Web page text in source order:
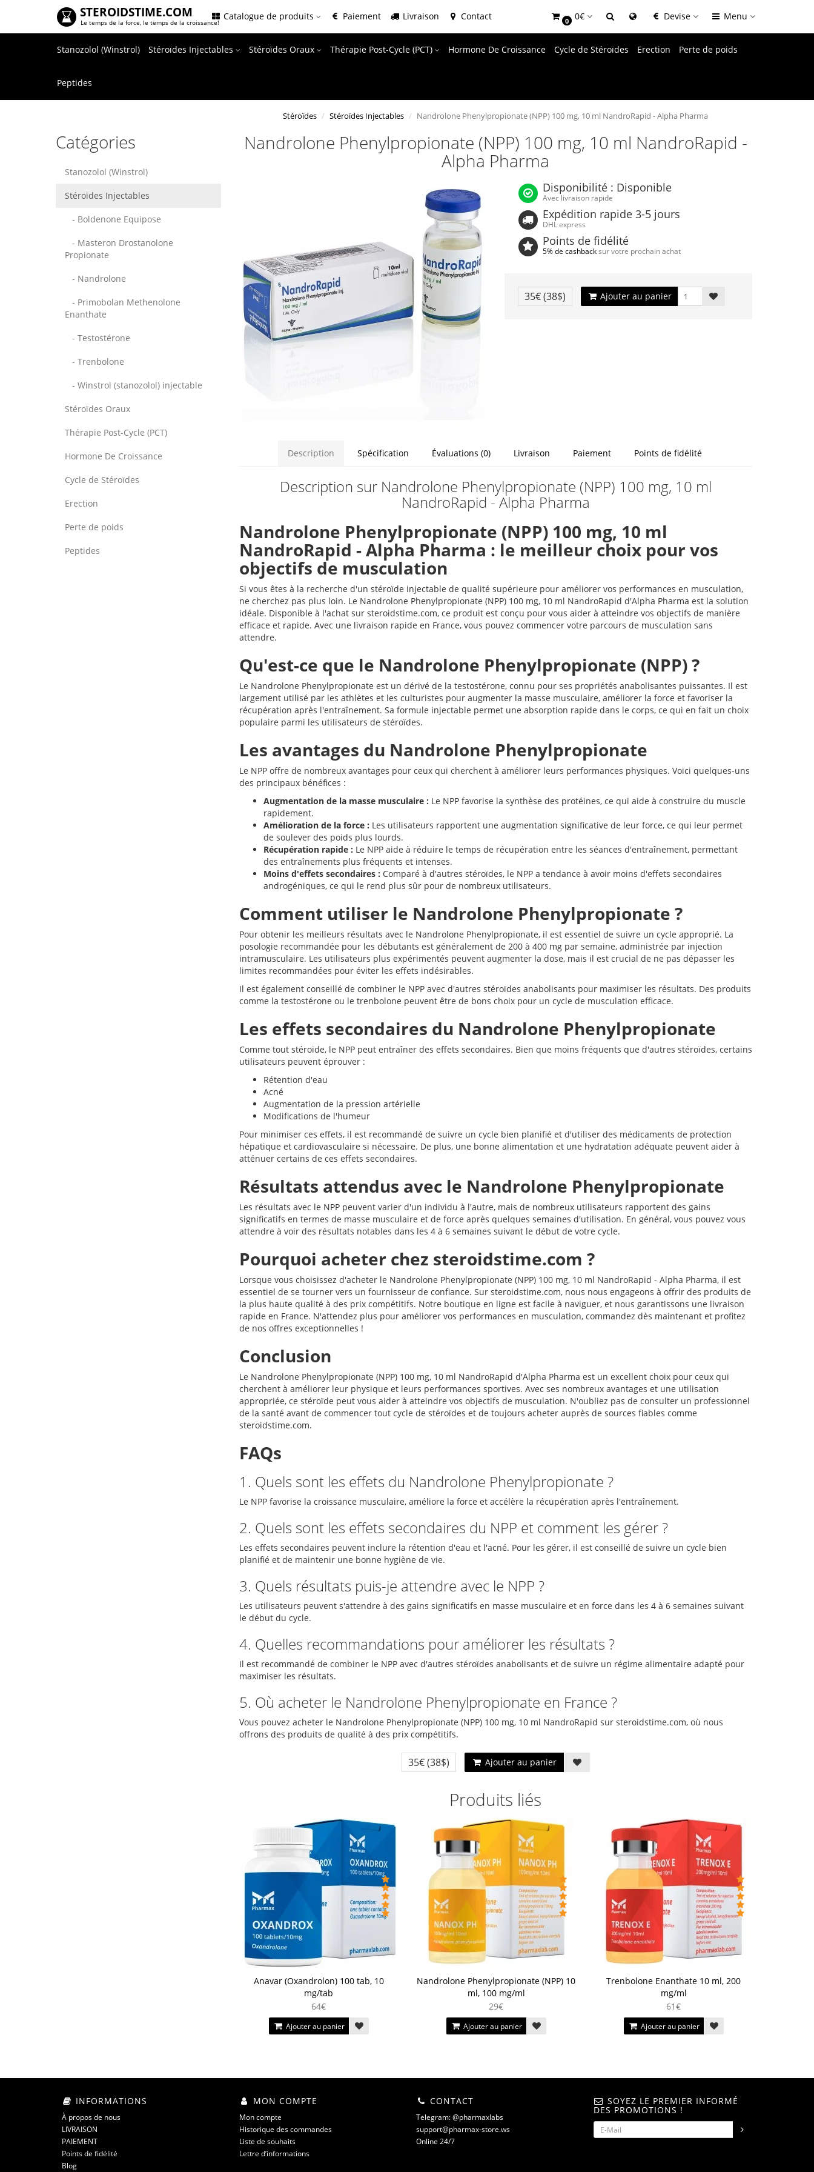
STEROIDSTIME.COM
Le temps de la force, le temps de la croissance!
Catalogue de produits Paiement Livraison Contact 0 0€ Devise Menu
Stanozolol (Winstrol) Stéroïdes Injectables Stéroïdes Oraux Thérapie Post-Cycle (PCT) Hormone De Croissance Cycle de Stéroïdes Erection Perte de poids
Peptides
Catégories
Stanozolol (Winstrol)
Stéroïdes Injectables
- Boldenone Equipose
- Masteron Drostanolone
Propionate
- Nandrolone
- Primobolan Methenolone
Enanthate
- Testostérone
- Trenbolone
- Winstrol (stanozolol) injectable
Stéroïdes Oraux
Thérapie Post-Cycle (PCT)
Hormone De Croissance
Cycle de Stéroïdes
Erection
Perte de poids
Peptides
Stéroïdes Stéroïdes Injectables Nandrolone Phenylpropionate (NPP) 100 mg, 10 ml NandroRapid - Alpha Pharma
Nandrolone Phenylpropionate (NPP) 100 mg, 10 ml NandroRapid -
Alpha Pharma
Disponibilité : Disponible
Avec livraison rapide
Expédition rapide 3-5 jours
DHL express
Points de fidélité
5% de cashbacksur votre prochain achat
35€(38$) Ajouter au panier
Description Spécification Évaluations (0) Livraison Paiement Points de fidélité
Description sur Nandrolone Phenylpropionate (NPP) 100 mg, 10 ml
NandroRapid - Alpha Pharma
Nandrolone Phenylpropionate (NPP) 100 mg, 10 ml
NandroRapid - Alpha Pharma : le meilleur choix pour vos
objectifs de musculation
Si vous êtes à la recherche d'un stéroïde injectable de qualité supérieure pour améliorer vos performances en musculation,
ne cherchez pas plus loin. Le Nandrolone Phenylpropionate (NPP) 100 mg, 10 ml NandroRapid d'Alpha Pharma est la solution
idéale. Disponible à l'achat sur steroidstime.com, ce produit est conçu pour vous aider à atteindre vos objectifs de manière
efficace et rapide. Avec une livraison rapide en France, vous pouvez commencer votre parcours de musculation sans
attendre.
Qu'est-ce que le Nandrolone Phenylpropionate (NPP) ?
Le Nandrolone Phenylpropionate est un dérivé de la testostérone, connu pour ses propriétés anabolisantes puissantes. Il est
largement utilisé par les athlètes et les culturistes pour augmenter la masse musculaire, améliorer la force et favoriser la
récupération après l'entraînement. Sa formule injectable permet une absorption rapide dans le corps, ce qui en fait un choix
populaire parmi les utilisateurs de stéroïdes.
Les avantages du Nandrolone Phenylpropionate
Le NPP offre de nombreux avantages pour ceux qui cherchent à améliorer leurs performances physiques. Voici quelques-uns
des principaux bénéfices :
Augmentation de la masse musculaire : Le NPP favorise la synthèse des protéines, ce qui aide à construire du muscle
rapidement.
Amélioration de la force : Les utilisateurs rapportent une augmentation significative de leur force, ce qui leur permet
de soulever des poids plus lourds.
Récupération rapide : Le NPP aide à réduire le temps de récupération entre les séances d'entraînement, permettant
des entraînements plus fréquents et intenses.
Moins d'effets secondaires : Comparé à d'autres stéroïdes, le NPP a tendance à avoir moins d'effets secondaires
androgéniques, ce qui le rend plus sûr pour de nombreux utilisateurs.
Comment utiliser le Nandrolone Phenylpropionate ?
Pour obtenir les meilleurs résultats avec le Nandrolone Phenylpropionate, il est essentiel de suivre un cycle approprié. La
posologie recommandée pour les débutants est généralement de 200 à 400 mg par semaine, administrée par injection
intramusculaire. Les utilisateurs plus expérimentés peuvent augmenter la dose, mais il est crucial de ne pas dépasser les
limites recommandées pour éviter les effets indésirables.
Il est également conseillé de combiner le NPP avec d'autres stéroïdes anabolisants pour maximiser les résultats. Des produits
comme la testostérone ou le trenbolone peuvent être de bons choix pour un cycle de musculation efficace.
Les effets secondaires du Nandrolone Phenylpropionate
Comme tout stéroïde, le NPP peut entraîner des effets secondaires. Bien que moins fréquents que d'autres stéroïdes, certains
utilisateurs peuvent éprouver :
Rétention d'eau
Acné
Augmentation de la pression artérielle
Modifications de l'humeur
Pour minimiser ces effets, il est recommandé de suivre un cycle bien planifié et d'utiliser des médicaments de protection
hépatique et cardiovasculaire si nécessaire. De plus, une bonne alimentation et une hydratation adéquate peuvent aider à
atténuer certains de ces effets secondaires.
Résultats attendus avec le Nandrolone Phenylpropionate
Les résultats avec le NPP peuvent varier d'un individu à l'autre, mais de nombreux utilisateurs rapportent des gains
significatifs en termes de masse musculaire et de force après quelques semaines d'utilisation. En général, vous pouvez vous
attendre à voir des résultats notables dans les 4 à 6 semaines suivant le début de votre cycle.
Pourquoi acheter chez steroidstime.com ?
Lorsque vous choisissez d'acheter le Nandrolone Phenylpropionate (NPP) 100 mg, 10 ml NandroRapid - Alpha Pharma, il est
essentiel de se tourner vers un fournisseur de confiance. Sur steroidstime.com, nous nous engageons à offrir des produits de
la plus haute qualité à des prix compétitifs. Notre boutique en ligne est facile à naviguer, et nous garantissons une livraison
rapide en France. N'attendez plus pour améliorer vos performances en musculation, commandez dès maintenant et profitez
de nos offres exceptionnelles !
Conclusion
Le Nandrolone Phenylpropionate (NPP) 100 mg, 10 ml NandroRapid d'Alpha Pharma est un excellent choix pour ceux qui
cherchent à améliorer leur physique et leurs performances sportives. Avec ses nombreux avantages et une utilisation
appropriée, ce stéroïde peut vous aider à atteindre vos objectifs de musculation. N'oubliez pas de consulter un professionnel
de la santé avant de commencer tout cycle de stéroïdes et de toujours acheter auprès de sources fiables comme
steroidstime.com.
FAQs
1. Quels sont les effets du Nandrolone Phenylpropionate ?
Le NPP favorise la croissance musculaire, améliore la force et accélère la récupération après l'entraînement.
2. Quels sont les effets secondaires du NPP et comment les gérer ?
Les effets secondaires peuvent inclure la rétention d'eau et l'acné. Pour les gérer, il est conseillé de suivre un cycle bien
planifié et de maintenir une bonne hygiène de vie.
3. Quels résultats puis-je attendre avec le NPP ?
Les utilisateurs peuvent s'attendre à des gains significatifs en masse musculaire et en force dans les 4 à 6 semaines suivant
le début du cycle.
4. Quelles recommandations pour améliorer les résultats ?
Il est recommandé de combiner le NPP avec d'autres stéroïdes anabolisants et de suivre un régime alimentaire adapté pour
maximiser les résultats.
5. Où acheter le Nandrolone Phenylpropionate en France ?
Vous pouvez acheter le Nandrolone Phenylpropionate (NPP) 100 mg, 10 ml NandroRapid sur steroidstime.com, où nous
offrons des produits de qualité à des prix compétitifs.
35€(38$) Ajouter au panier
Produits liés
Anavar (Oxandrolon) 100 tab, 10
mg/tab
64€
Ajouter au panier
Nandrolone Phenylpropionate (NPP) 10
ml, 100 mg/ml
29€
Ajouter au panier
Trenbolone Enanthate 10 ml, 200
mg/ml
61€
Ajouter au panier
INFORMATIONS
À propos de nous
LIVRAISON
PAIEMENT
Points de fidélité
Blog
MON COMPTE
Mon compte
Historique des commandes
Liste de souhaits
Lettre d’informations
CONTACT
Telegram: @pharmaxlabs
support@pharmax-store.ws
Online 24/7
SOYEZ LE PREMIER INFORMÉ
DES PROMOTIONS !